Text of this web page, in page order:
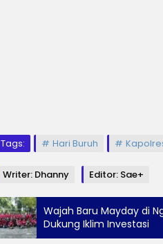
Tags: Hari Buruh
Writer: Dhanny Editor: Sae+
Wajah Baru Mayday di
Dukung Iklim Investasi